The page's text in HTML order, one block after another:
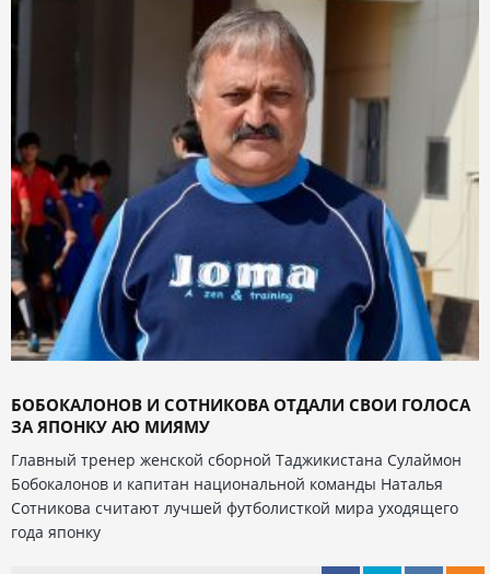
БОБОКАЛОНОВ И СОТНИКОВА ОТДАЛИ СВОИ ГОЛОСА
ЗА ЯПОНКУ АЮ МИЯМУ
Главный тренер женской сборной Таджикистана Сулаймон
Бобокалонов и капитан национальной команды Наталья
Сотникова считают лучшей футболисткой мира уходящего
года японку